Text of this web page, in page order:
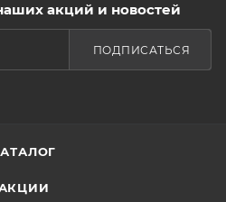
акций и новостей
ПОДПИСАТЬСЯ